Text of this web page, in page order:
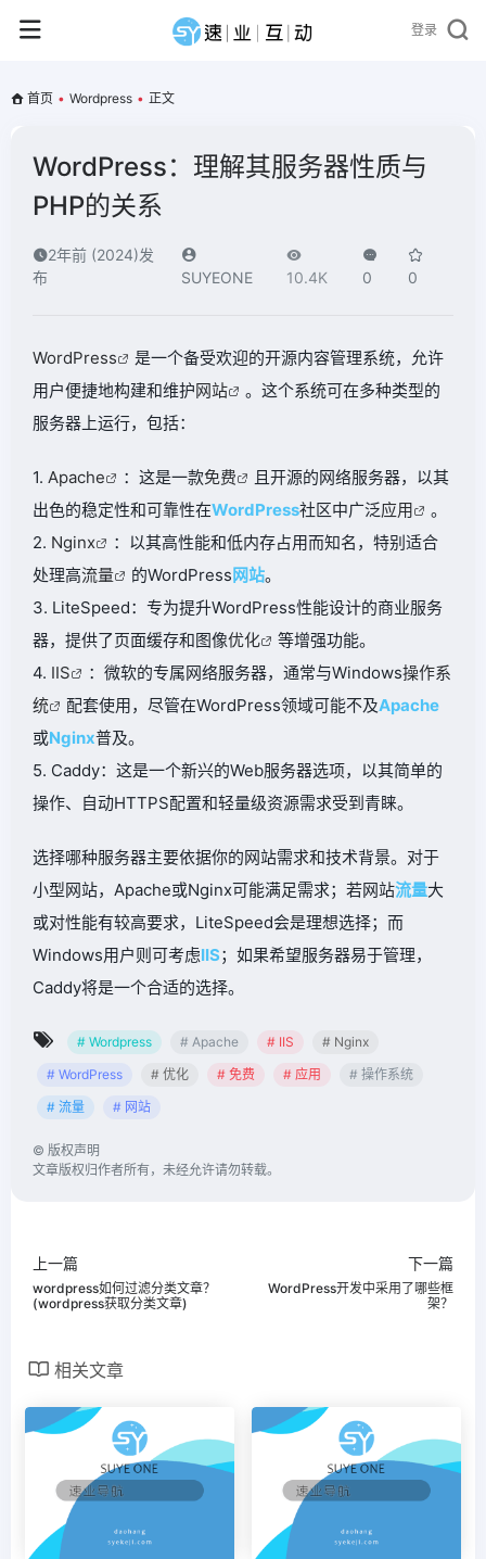
登录
首页 • Wordpress • 正文
WordPress：理解其服务器性质与
PHP的关系
2年前 (2024)发
布
SUYEONE 10.4K 0 0
WordPress
是一个备受欢迎的开源内容管理系统，允许
用户便捷地构建和维护网站
。这个系统可在多种类型的
服务器上运行，包括：
1. Apache ：这是一款免费
且开源的网络服务器，以其
出色的稳定性和可靠性在WordPress社区中广泛应用
。
2. Nginx
：以其高性能和低内存占用而知名，特别适合
处理高流量 的WordPress网站。
3. LiteSpeed：专为提升WordPress性能设计的商业服务
器，提供了页面缓存和图像优化
等增强功能。
4. IIS ：微软的专属网络服务器，通常与Windows操作系
统
配套使用，尽管在WordPress领域可能不及Apache
或Nginx普及。
5. Caddy：这是一个新兴的Web服务器选项，以其简单的
操作、自动HTTPS配置和轻量级资源需求受到青睐。
选择哪种服务器主要依据你的网站需求和技术背景。对于
小型网站，Apache或Nginx可能满足需求；若网站流量大
或对性能有较高要求，LiteSpeed会是理想选择；而
Windows用户则可考虑IIS；如果希望服务器易于管理，
Caddy将是一个合适的选择。
# Wordpress # Apache # IIS
# Nginx
# WordPress
# 优化 # 免费 # 应用
# 操作系统
# 流量
# 网站
© 版权声明
文章版权归作者所有，未经允许请勿转载。
上一篇
wordpress如何过滤分类文章？
(wordpress获取分类文章)
下一篇
WordPress开发中采用了哪些框
架？
相关文章